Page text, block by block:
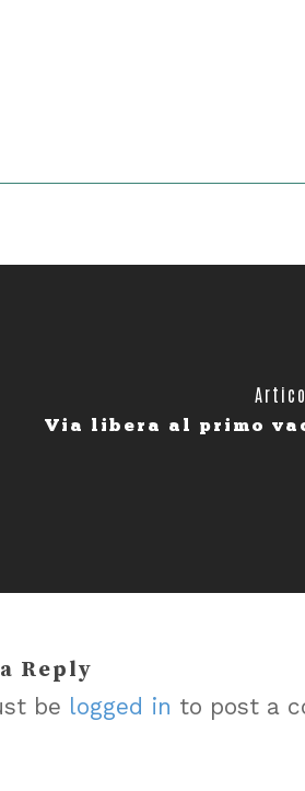
Via libera al primo
Reply
be logged in to post a